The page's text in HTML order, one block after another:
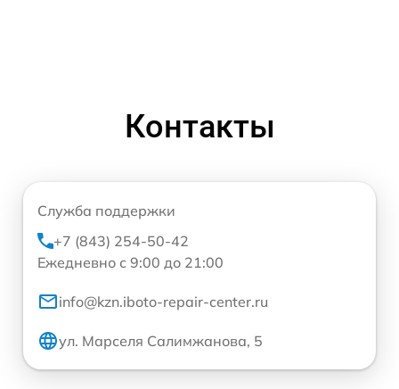
Контакты
Служба поддержки
+7 (843) 254-50-42
Ежедневно с 9:00 до 21:00
info@kzn.iboto-repair-center.ru
ул. Марселя Салимжанова, 5